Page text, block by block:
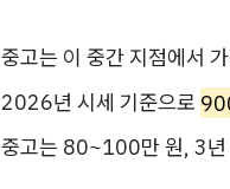
중고는 이 중간 지점에서
2026년 시세 기준으로
중고는 80~100만 원, 3년